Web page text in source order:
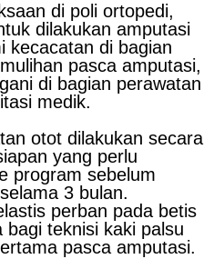
di poli ortopedi,
dilakukan amputasi
kecacatan di bagian
pasca amputasi,
di bagian perawatan
medik.
otot dilakukan secara
yang perlu
program sebelum
3 bulan.
perban pada betis
teknisi kaki palsu
pasca amputasi.